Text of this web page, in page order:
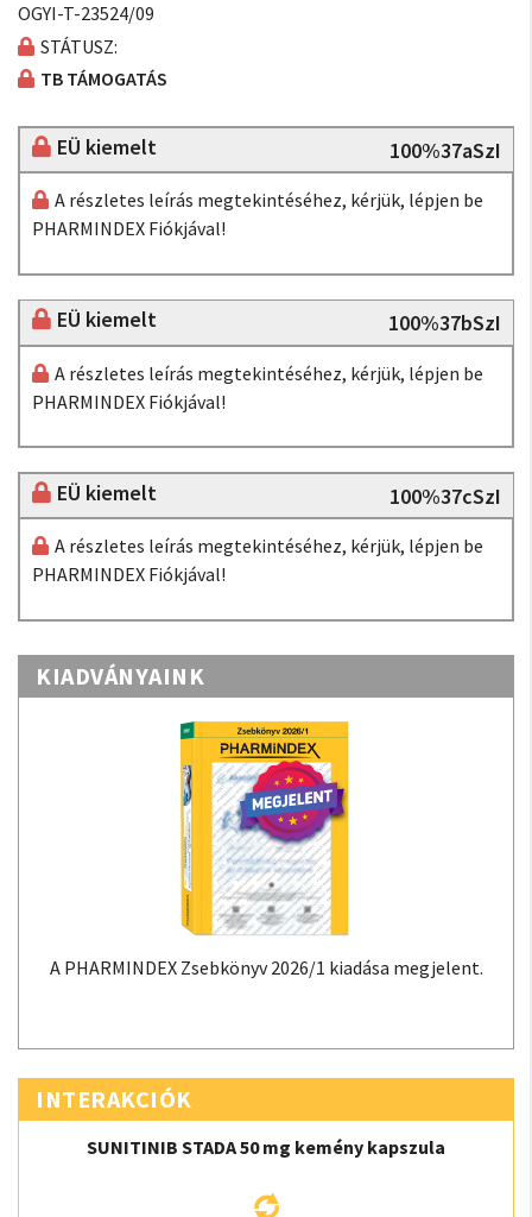
OGYI-T-23524/09
STÁTUSZ:
TB TÁMOGATÁS
EÜ kiemelt 100%37aSzI
A részletes leírás megtekintéséhez, kérjük, lépjen be
PHARMINDEX Fiókjával!
EÜ kiemelt 100%37bSzI
A részletes leírás megtekintéséhez, kérjük, lépjen be
PHARMINDEX Fiókjával!
EÜ kiemelt 100%37cSzI
A részletes leírás megtekintéséhez, kérjük, lépjen be
PHARMINDEX Fiókjával!
KIADVÁNYAINK
A PHARMINDEX Zsebkönyv 2026/1 kiadása megjelent.
INTERAKCIÓK
SUNITINIB STADA 50 mg kemény kapszula